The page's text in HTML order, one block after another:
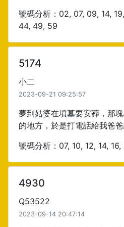
號碼分析：02, 07, 09, 14,
44, 49, 59
5174
小二
2023-09-21 09:25:57
夢到姑婆在墳墓要安葬，那
的地方，於是打電話給我爸
號碼分析：07, 10, 12, 14, 16,
4930
Q53522
2023-09-14 20:47:14